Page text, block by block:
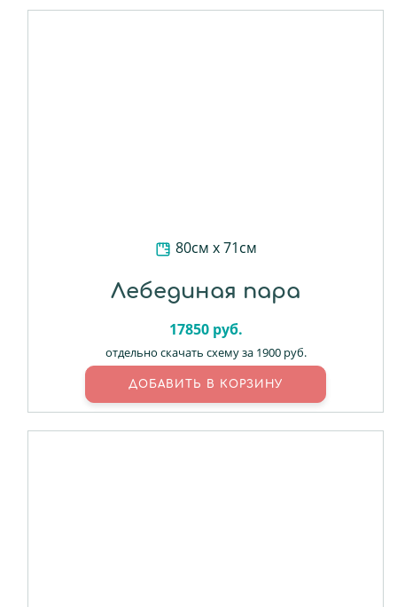
80см х 71см
Лебединая пара
17850 руб.
отдельно скачать схему за 1900 руб.